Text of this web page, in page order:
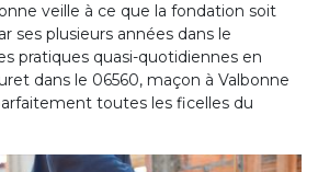
veille à ce que la fondation soit
ses plusieurs années dans le
pratiques quasi-quotidiennes en
dans le 06560, maçon à Valbonne
toutes les ficelles du